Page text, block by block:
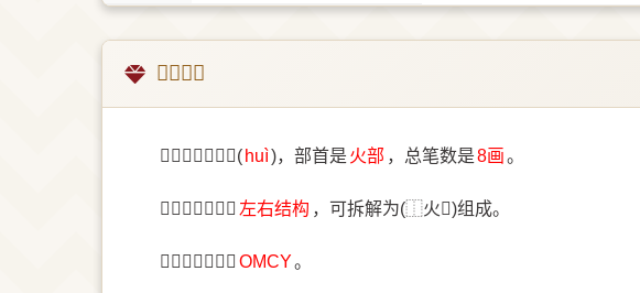
𤆳字概述
〔𤆳〕字拼音是( huì)，部首是 ⽕部 ，总笔数是8画。
〔𤆳〕字结构是 左右结构 ，可拆解为(⿰火𠕀)组成。
〔𤆳〕字五笔是 OMCY。